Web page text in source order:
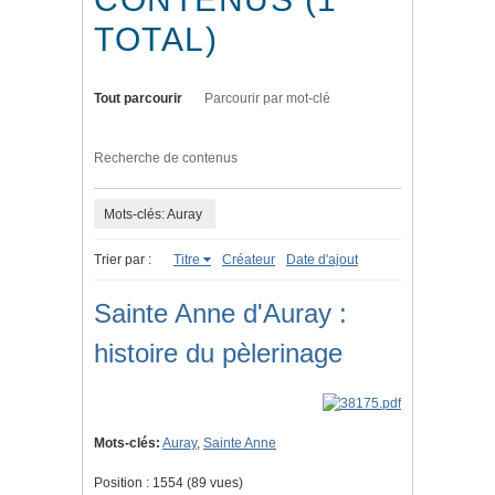
TOTAL)
Tout parcourir Parcourir par mot-clé
Recherche de contenus
Mots-clés: Auray
Trier par : Titre Créateur Date d'ajout
Sainte Anne d'Auray :
histoire du pèlerinage
Mots-clés: Auray, Sainte Anne
Position : 1554 (89 vues)